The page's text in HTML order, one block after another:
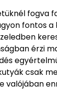
fogva
fontos a
érzi
csak
valójában